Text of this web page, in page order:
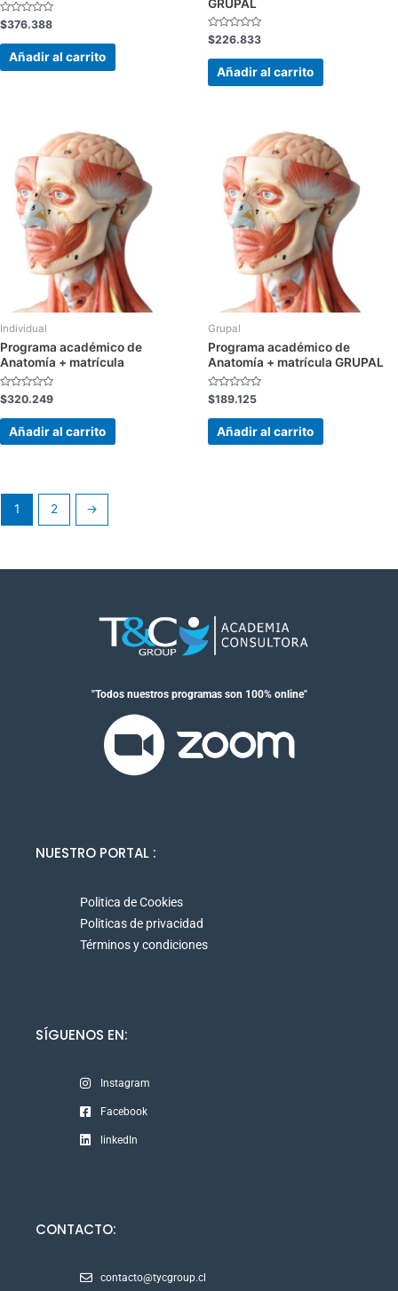
Valorado
con
0
$376.388
Añadir al carrito
GRUPAL
Valorado
con
0
$226.833
Añadir al carrito
Individual
Programa académico de
Anatomía + matrícula
Valorado
con
0
$320.249
Añadir al carrito
Grupal
Programa académico de
Anatomía + matrícula GRUPAL
Valorado
con
0
$189.125
Añadir al carrito
1 2 →
"Todos nuestros programas son 100% online"
NUESTRO PORTAL :
Politica de Cookies
Politicas de privacidad
Términos y condiciones
SÍGUENOS EN:
Instagram
Facebook
linkedIn
CONTACTO:
contacto@tycgroup.cl